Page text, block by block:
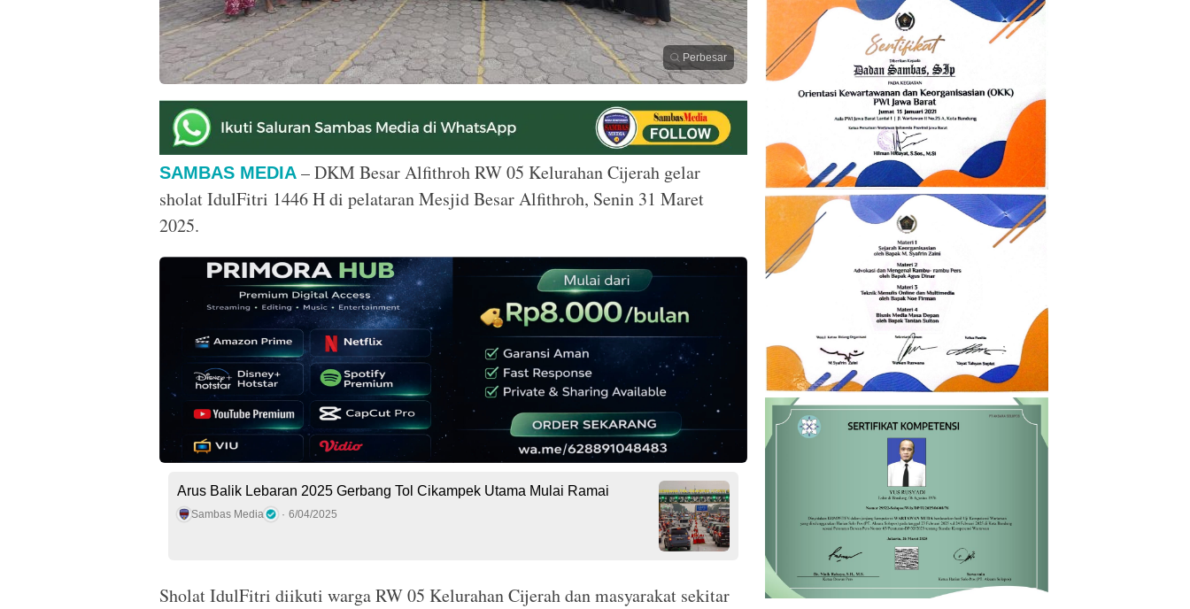
Perbesar
SAMBAS MEDIA – DKM Besar Alfithroh RW 05 Kelurahan Cijerah gelar
sholat IdulFitri 1446 H di pelataran Mesjid Besar Alfithroh, Senin 31 Maret
2025.
Arus Balik Lebaran 2025 Gerbang Tol Cikampek Utama Mulai Ramai
Sambas Media 6/04/2025
Sholat IdulFitri diikuti warga RW 05 Kelurahan Cijerah dan masyarakat sekitar